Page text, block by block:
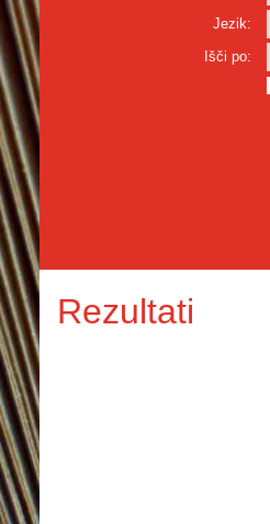
Jezik:
Išči po:
Rezultati